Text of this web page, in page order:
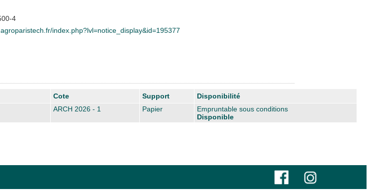
4
index.php?lvl=notice_display&id=195377
Cote Support
Disponibilité
ARCH 2026 - 1 Papier
Empruntable sous conditions
Disponible